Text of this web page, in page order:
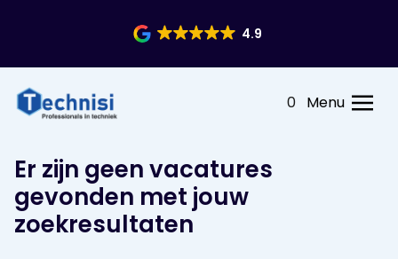
4.9
0 Menu
Er zijn geen vacatures
gevonden met jouw
zoekresultaten